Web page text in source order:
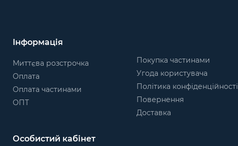
Інформація
Миттєва розстрочка
Оплата
Оплата частинами
ОПТ
Покупка частинами
Угода користувача
Політика конфіденційності
Повернення
Доставка
Особистий кабінет